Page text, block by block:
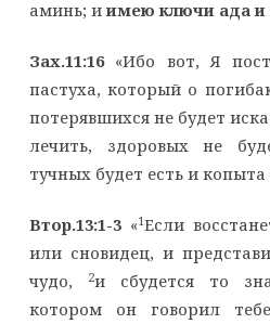
аминь; иимею ключи ада и
Зах.11:16«Ибо вот, Я
пастуха, который о
потерявшихся не будет
лечить, здоровых не
тучных будет есть и копыта
Втор.13:1-3«1Если
или сновидец, и
чудо,
2и сбудется то
котором он говорил